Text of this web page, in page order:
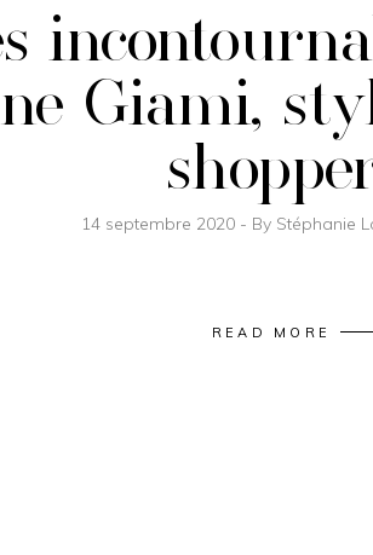
Giami,
14 septembre 2020 By Stéphanie
READ MORE